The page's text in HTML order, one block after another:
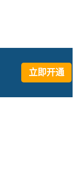
立即开通